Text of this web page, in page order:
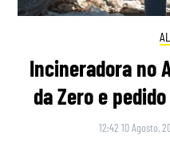
Incineradora no
da Zero e
12:42 10 Agosto,